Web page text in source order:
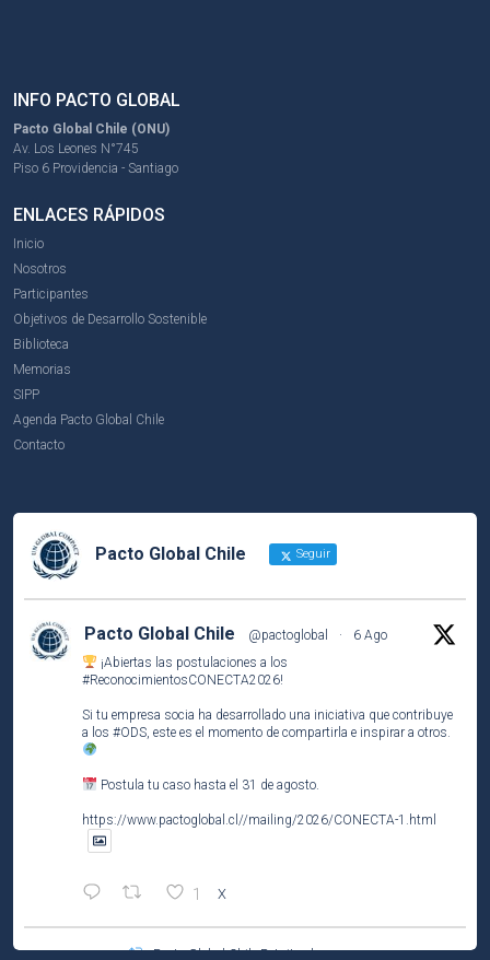
INFO PACTO GLOBAL
Pacto Global Chile (ONU)
Av. Los Leones N°745
Piso 6 Providencia - Santiago
ENLACES RÁPIDOS
Inicio
Nosotros
Participantes
Objetivos de Desarrollo Sostenible
Biblioteca
Memorias
SIPP
Agenda Pacto Global Chile
Contacto
Pacto Global Chile Seguir
Pacto Global Chile @pactoglobal ·
6 Ago
¡Abiertas las postulaciones a los
#ReconocimientosCONECTA2026!
Si tu empresa socia ha desarrollado una iniciativa que contribuye
a los #ODS , este es el momento de compartirla e inspirar a otros.
Postula tu caso hasta el 31 de agosto.
https://www.pactoglobal.cl//mailing/2026/CONECTA-1.html
1 X
Pacto Global Chile Retuiteado